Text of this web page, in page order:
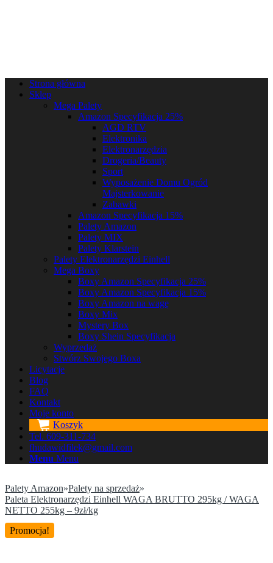
Strona główna
Sklep
Mega Palety
Amazon Specyfikacja 25%
AGD RTV
Elektronika
Elektronarzędzia
Drogeria/Beauty
Sport
Wyposażenie Domu Ogród
Majsterkowanie
Zabawki
Amazon Specyfikacja 15%
Palety Amazon
Palety MIX
Palety Klarstein
Palety Elektronarzędzi Einhell
Mega Boxy
Boxy Amazon Specyfikacja 25%
Boxy Amazon Specyfikacja 15%
Boxy Amazon na wagę
Boxy Mix
Mystery Box
Boxy Shein Specyfikacja
Wyprzedaż
Stwórz Swojego Boxa
Licytacje
Blog
FAQ
Kontakt
Moje konto
Koszyk
Tel. 609-311-734
fhudawidfilek@gmail.com
Menu Menu
Palety Amazon»Palety na sprzedaż»
Paleta Elektronarzędzi Einhell WAGA BRUTTO 295kg / WAGA
NETTO 255kg – 9zł/kg
Promocja!